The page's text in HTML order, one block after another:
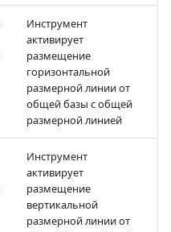
Инструмент
активирует
размещение
горизонтальной
размерной линии от
общей базы с общей
размерной линией
Инструмент
активирует
размещение
вертикальной
размерной линии от